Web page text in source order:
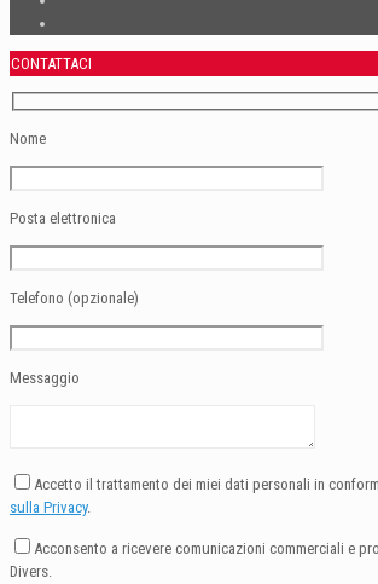
CONTATTACI
Nome
Posta elettronica
Telefono (opzionale)
Messaggio
Accetto il trattamento dei miei dati personali in
sulla Privacy.
Acconsento a ricevere comunicazioni commerciali e
Divers.